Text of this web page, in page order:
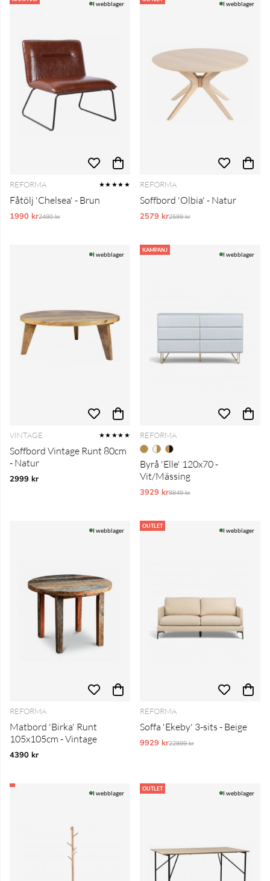
I webblager
REFORMA ★★★★★
Fåtölj 'Chelsea' - Brun
1990 krOrdinarie pris:
2490 kr
I webblager
REFORMA
Soffbord 'Olbia' - Natur
2579 krOrdinarie pris:
2599 kr
I webblager
VINTAGE ★★★★★
Soffbord Vintage Runt 80cm
- Natur
2999 kr
KAMPANJ
I webblager
REFORMA
Byrå 'Elle' 120x70 -
Vit/Mässing
3929 krOrdinarie pris:
8849 kr
I webblager
REFORMA
Matbord 'Birka' Runt
105x105cm - Vintage
4390 kr
OUTLET
I webblager
REFORMA
Soffa 'Ekeby' 3-sits - Beige
9929 krOrdinarie pris:
22899 kr
I webblager
OUTLET
I webblager